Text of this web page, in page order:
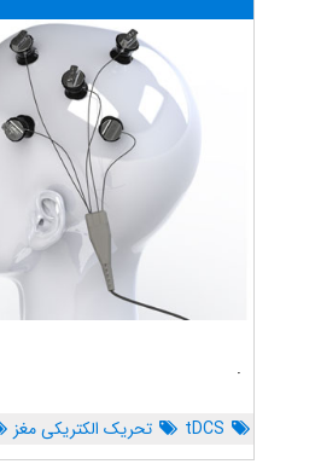
.
tDCS تحریک الکتریکی مغز